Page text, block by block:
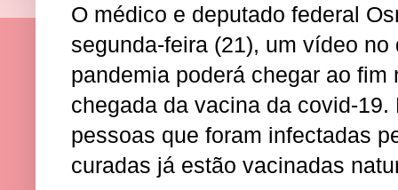
O médico e deputado federal
segunda-feira (21), um vídeo no
pandemia poderá chegar ao
chegada da vacina da covid-
pessoas que foram infectadas
curadas já estão vacinadas